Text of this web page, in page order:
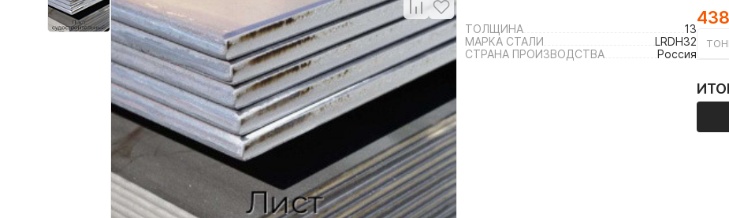
ТОЛЩИНА
13
МАРКА СТАЛИ
LRDH32
СТРАНА ПРОИЗВОДСТВА
Россия